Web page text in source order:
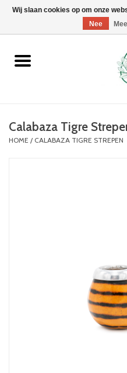
Home
Producten
Calabaza Tigre
HOME / CALABAZA TIGRE STREPEN
Wij slaan cookies op om onze
Nee